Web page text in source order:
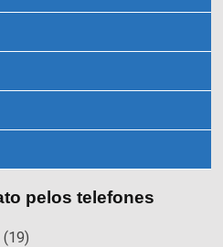
pelos telefones
(19)